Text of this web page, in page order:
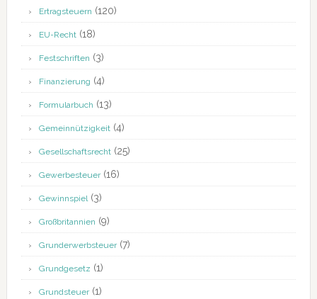
Ertragsteuern (120)
EU-Recht(18)
Festschriften (3)
Finanzierung (4)
Formularbuch (13)
Gemeinnützigkeit(4)
Gesellschaftsrecht(25)
Gewerbesteuer(16)
Gewinnspiel(3)
Großbritannien (9)
Grunderwerbsteuer(7)
Grundgesetz (1)
Grundsteuer(1)